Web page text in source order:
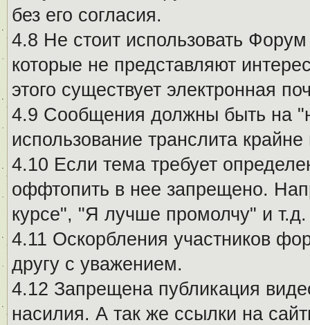
без его согласия.
4.8 Не стоит использовать
которые не представляют
этого существует электронная
4.9 Сообщения должны быть на
использование транслита
4.10 Если тема требует
оффтопить в нее запрещено.
курсе", "Я лучше промолчу" и
4.11 Оскорбления участников
другу с уважением.
4.12 Запрещена публикация
насилия. А так же ссылки на